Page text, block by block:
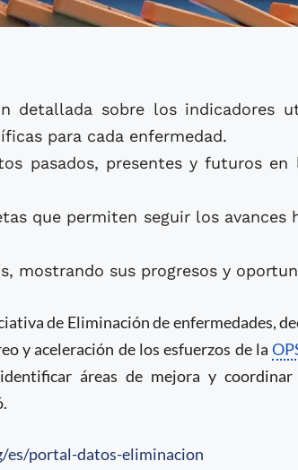
detallada sobre los indicadores
para cada enfermedad.
pasados, presentes y futuros en
que permiten seguir los avances
mostrando sus progresos y
de Eliminación de enfermedades,
y aceleración de los esfuerzos de la
áreas de mejora y coordinar
portal-datos-eliminacion